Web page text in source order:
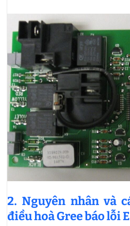
2. Nguyên nhân và
điều hoà Gree báo lỗi